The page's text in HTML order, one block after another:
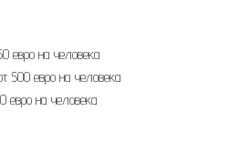
евро на человека
500 евро на человека
евро на человека